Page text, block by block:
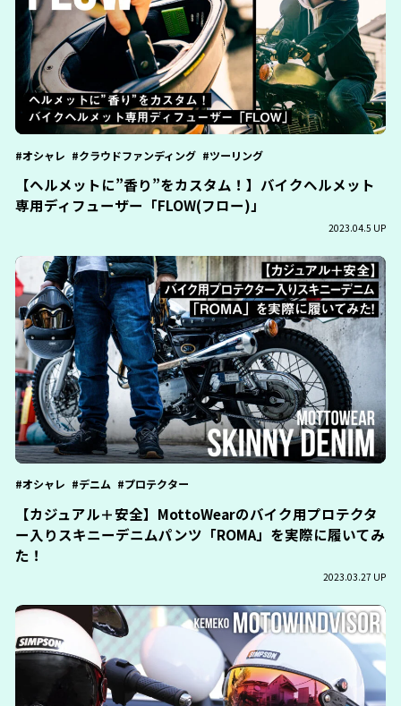
オシャレ クラウドファンディング ツーリング
【ヘルメットに”香り”をカスタム！】バイクヘルメット
専用ディフューザー「FLOW(フロー)」
2023.04.5 UP
オシャレ デニム プロテクター
【カジュアル＋安全】MottoWearのバイク用プロテクタ
ー入りスキニーデニムパンツ「ROMA」を実際に履いてみ
た！
2023.03.27 UP